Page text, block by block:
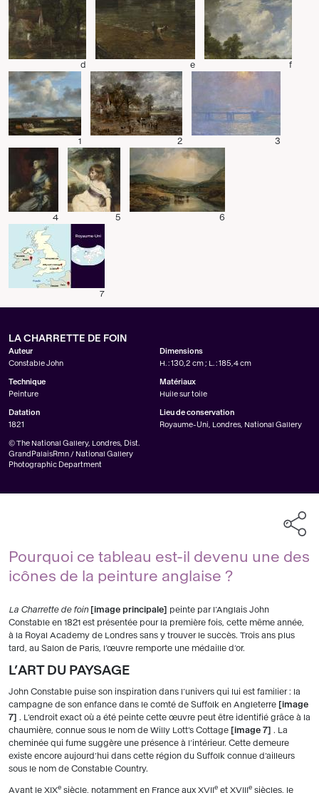
d e f
1 2 3
4 5 6
7
LA CHARRETTE DE FOIN
Auteur
Constable John
Dimensions
H. : 130,2 cm ; L. : 185,4 cm
Technique
Peinture
Matériaux
Huile sur toile
Datation
1821
Lieu de conservation
Royaume-Uni, Londres, National Gallery
© The National Gallery, Londres, Dist.
GrandPalaisRmn / National Gallery
Photographic Department
Pourquoi ce tableau est-il devenu une des
icônes de la peinture anglaise ?
La Charrette de foin image principale
peinte par l’Anglais John
Constable en 1821 est présentée pour la première fois, cette même année,
à la Royal Academy de Londres sans y trouver le succès. Trois ans plus
tard, au Salon de Paris, l’œuvre remporte une médaille d’or.
L’ART DU PAYSAGE
John Constable puise son inspiration dans l’univers qui lui est familier : la
campagne de son enfance dans le comté de Suffolk en Angleterre
image
7
. L’endroit exact où a été peinte cette œuvre peut être identifié grâce à la
chaumière, connue sous le nom de Willy Lott’s Cottage
image 7
. La
cheminée qui fume suggère une présence à l’intérieur. Cette demeure
existe encore aujourd’hui dans cette région du Suffolk connue d’ailleurs
sous le nom de Constable Country.
Avant le XIXe siècle, notamment en France aux XVIIe et XVIIIe siècles, le